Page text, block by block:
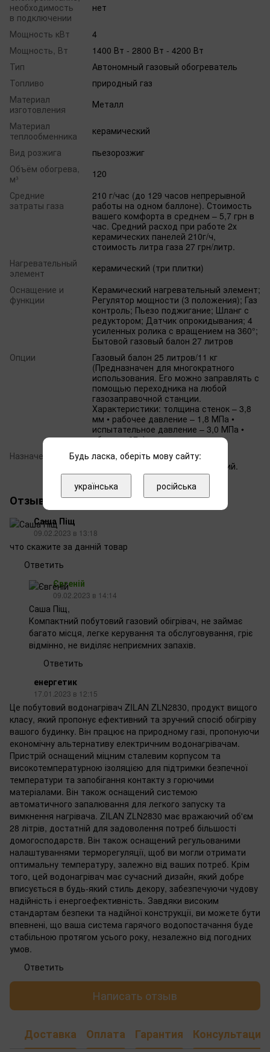
необходимость
в подключении
нет
Мощность кВт
4
Мощность, Вт
1400 Вт - 2800 Вт - 4200 Вт
Тип
Автономный газовый обогреватель
Топливо
природный газ
Материал
изготовления
Металл
Материал
теплообменника
керамический
Вид розжига
пьезорозжиг
Объём обогрева,
м³
120
Средние
затраты газа
210 г/час (до 129 часов непрерывной
работы на одном баллоне). Стоимость
вашего комфорта в среднем – 5,7 грн в
час. Средний расход при работе 2х
керамических панелей 210г/ч,
стоимость литра газа 27 грн/литр.
Нагревательный
элемент
керамический (три плитки)
Оснащение и
функции
Керамический нагревательный элемент;
Регулятор мощности (3 положения); Газ
контроль; Пьезо поджигание; Шланг с
редуктором; Датчик опрокидывания; 4
усиленных ролика с вращением на 360°;
Бытовой газовый балон 27 литров
Опции
Газовый балон 25 литров/11 кг
(Предназначен для многократного
использования. Его можно заправлять с
помощью переходника на любой
газозаправочной станции.
Характеристики: толщина стенок – 3,8
мм • рабочее давление – 1,8 МПа •
испытательное давление – 3,0 МПа •
объем – 27л).
Назначение
Для обогрева складских,
промышленных, жилых помещений.
Отзывы 2
Саша Піщ
09.02.2023 в 13:18
что скажите за данній товар
Ответить
Євгеній
09.02.2023 в 14:14
Саша Піщ,
Компактний побутовий газовий обігрівач, не займає
багато місця, легке керування та обслуговування, гріє
відмінно, не виділяє неприємних запахів.
Ответить
енергетик
17.01.2023 в 12:15
Це побутовий водонагрівач ZILAN ZLN2830, продукт вищого
класу, який пропонує ефективний та зручний спосіб обігріву
вашого будинку. Він працює на природному газі, пропонуючи
економічну альтернативу електричним водонагрівачам.
Пристрій оснащений міцним сталевим корпусом та
високотемпературною ізоляцією для підтримки безпечної
температури та запобігання контакту з горючими
матеріалами. Він також оснащений системою
автоматичного запалювання для легкого запуску та
вимкнення нагрівача. ZILAN ZLN2830 має вражаючий об'єм
28 літрів, достатній для задоволення потреб більшості
домогосподарств. Він також оснащений регульованими
налаштуваннями терморегуляції, щоб ви могли отримати
оптимальну температуру, залежно від ваших потреб. Крім
того, цей водонагрівач має сучасний дизайн, який добре
вписується в будь-який стиль декору, забезпечуючи чудову
надійність і енергоефективність. Завдяки високим
стандартам безпеки та надійної конструкції, ви можете бути
впевнені, що ваша система гарячого водопостачання буде
стабільною протягом усього року, незалежно від погодних
умов.
Ответить
Написать отзыв
Доставка Оплата Гарантия Консультация
Будь ласка, оберіть мову сайту:
українська російська